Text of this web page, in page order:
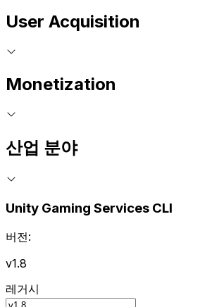
User Acquisition
Monetization
산업 분야
Unity Gaming Services CLI
버전:
v1.8
레거시